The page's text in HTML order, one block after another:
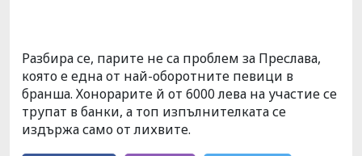
Разбира се, парите не са проблем за Преслава,
която е една от най-оборотните певици в
бранша. Хонорарите й от 6000 лева на участие се
трупат в банки, а топ изпълнителката се
издържа само от лихвите.